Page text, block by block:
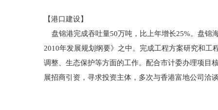
【港口建设】
盘锦港完成吞吐量50万吨，比上年增长25%。盘锦
2010年发展规划纲要》之中。完成工程方案研究和
调整、生态保护等方面的工作。配合市计委办理项目
展招商引资，寻求投资主体，多次与香港富地公司洽